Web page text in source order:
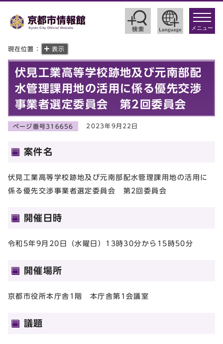
toggle
メニュー
現在位置： 表示
伏見工業高等学校跡地及び元南部配
水管理課用地の活用に係る優先交渉
事業者選定委員会 第2回委員会
ページ番号316656 2023年9月22日
案件名
伏見工業高等学校跡地及び元南部配水管理課用地の活用に
係る優先交渉事業者選定委員会 第2回委員会
開催日時
令和5年9月20日（水曜日）13時30分から15時50分
開催場所
京都市役所本庁舎1階 本庁舎第1会議室
議題